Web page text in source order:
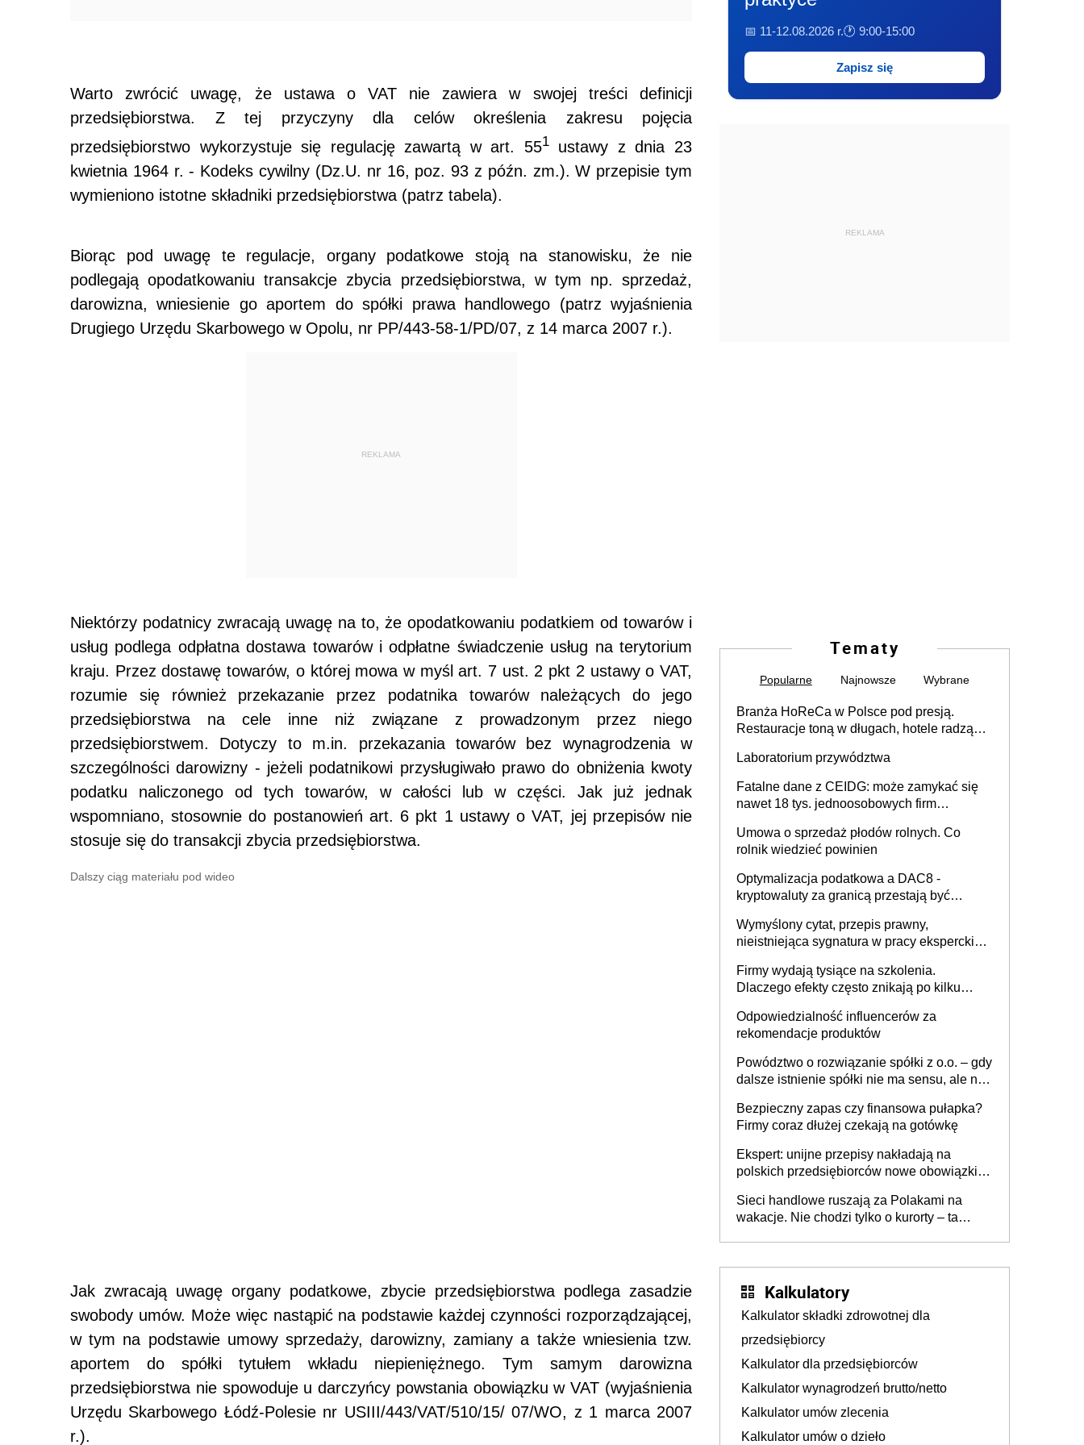
Warto zwrócić uwagę, że ustawa o VAT nie zawiera w swojej treści definicji
przedsiębiorstwa. Z tej przyczyny dla celów określenia zakresu pojęcia
przedsiębiorstwo wykorzystuje się regulację zawartą w art. 551ustawy z dnia 23
kwietnia 1964 r. - Kodeks cywilny (Dz.U. nr 16, poz. 93 z późn. zm.). W przepisie tym
wymieniono istotne składniki przedsiębiorstwa (patrz tabela).
Biorąc pod uwagę te regulacje, organy podatkowe stoją na stanowisku, że nie
podlegają opodatkowaniu transakcje zbycia przedsiębiorstwa, w tym np. sprzedaż,
darowizna, wniesienie go aportem do spółki prawa handlowego (patrz wyjaśnienia
Drugiego Urzędu Skarbowego w Opolu, nr PP/443-58-1/PD/07, z 14 marca 2007 r.).
REKLAMA
Niektórzy podatnicy zwracają uwagę na to, że opodatkowaniu podatkiem od towarów i
usług podlega odpłatna dostawa towarów i odpłatne świadczenie usług na terytorium
kraju. Przez dostawę towarów, o której mowa w myśl art. 7 ust. 2 pkt 2 ustawy o VAT,
rozumie się również przekazanie przez podatnika towarów należących do jego
przedsiębiorstwa na cele inne niż związane z prowadzonym przez niego
przedsiębiorstwem. Dotyczy to m.in. przekazania towarów bez wynagrodzenia w
szczególności darowizny - jeżeli podatnikowi przysługiwało prawo do obniżenia kwoty
podatku naliczonego od tych towarów, w całości lub w części. Jak już jednak
wspomniano, stosownie do postanowień art. 6 pkt 1 ustawy o VAT, jej przepisów nie
stosuje się do transakcji zbycia przedsiębiorstwa.
Dalszy ciąg materiału pod wideo
Jak zwracają uwagę organy podatkowe, zbycie przedsiębiorstwa podlega zasadzie
swobody umów. Może więc nastąpić na podstawie każdej czynności rozporządzającej,
w tym na podstawie umowy sprzedaży, darowizny, zamiany a także wniesienia tzw.
aportem do spółki tytułem wkładu niepieniężnego. Tym samym darowizna
przedsiębiorstwa nie spowoduje u darczyńcy powstania obowiązku w VAT (wyjaśnienia
Urzędu Skarbowego Łódź-Polesie nr USIII/443/VAT/510/15/ 07/WO, z 1 marca 2007
r.).
📅 11-12.08.2026 r.🕐 9:00-15:00
Zapisz się
REKLAMA
Tematy
Popularne Najnowsze Wybrane
Branża HoReCa w Polsce pod presją.
Restauracje toną w długach, hotele radzą
Laboratorium przywództwa
Fatalne dane z CEIDG: może zamykać się
nawet 18 tys. jednoosobowych firm
Umowa o sprzedaż płodów rolnych. Co
rolnik wiedzieć powinien
Optymalizacja podatkowa a DAC8 -
kryptowaluty za granicą przestają być
Wymyślony cytat, przepis prawny,
nieistniejąca sygnatura w pracy eksperckiej -
firmie
Firmy wydają tysiące na szkolenia.
Dlaczego efekty często znikają po kilku
Odpowiedzialność influencerów za
rekomendacje produktów
Powództwo o rozwiązanie spółki z o.o. – gdy
dalsze istnienie spółki nie ma sensu, ale nie
Bezpieczny zapas czy finansowa pułapka?
Firmy coraz dłużej czekają na gotówkę
Ekspert: unijne przepisy nakładają na
polskich przedsiębiorców nowe obowiązki w
Sieci handlowe ruszają za Polakami na
wakacje. Nie chodzi tylko o kurorty – ta
Kalkulatory
Kalkulator składki zdrowotnej dla
przedsiębiorcy
Kalkulator dla przedsiębiorców
Kalkulator wynagrodzeń brutto/netto
Kalkulator umów zlecenia
Kalkulator umów o dzieło